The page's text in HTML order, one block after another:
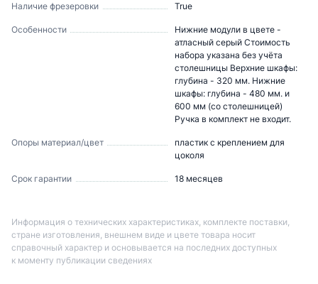
Наличие фрезеровки True
Особенности
Нижние модули в цвете -
атласный серый Стоимость
набора указана без учёта
столешницы Верхние шкафы:
глубина - 320 мм. Нижние
шкафы: глубина - 480 мм. и
600 мм (со столешницей)
Ручка в комплект не входит.
Опоры материал/цвет
пластик с креплением для
цоколя
Срок гарантии 18 месяцев
Информация о технических характеристиках, комплекте поставки,
стране изготовления, внешнем виде и цвете товара носит
справочный характер и основывается на последних доступных
к моменту публикации сведениях